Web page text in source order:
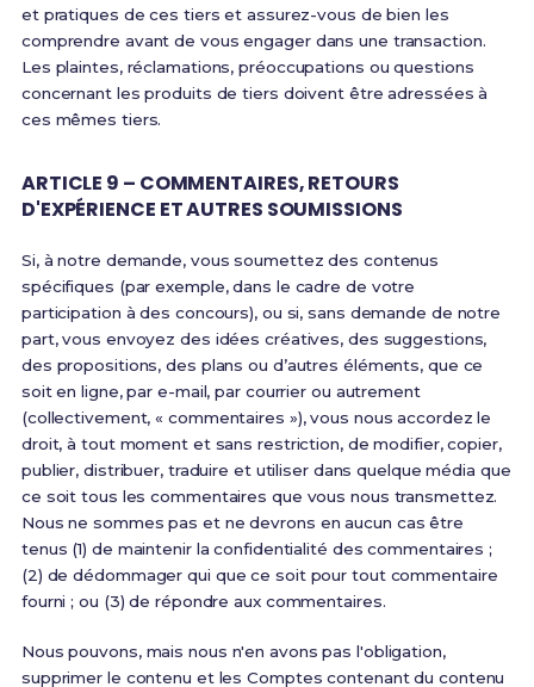
et pratiques de ces tiers et assurez-vous de bien les
comprendre avant de vous engager dans une transaction.
Les plaintes, réclamations, préoccupations ou questions
concernant les produits de tiers doivent être adressées à
ces mêmes tiers.
ARTICLE 9 – COMMENTAIRES, RETOURS
D'EXPÉRIENCE ET AUTRES SOUMISSIONS
Si, à notre demande, vous soumettez des contenus
spécifiques (par exemple, dans le cadre de votre
participation à des concours), ou si, sans demande de notre
part, vous envoyez des idées créatives, des suggestions,
des propositions, des plans ou d’autres éléments, que ce
soit en ligne, par e-mail, par courrier ou autrement
(collectivement, « commentaires »), vous nous accordez le
droit, à tout moment et sans restriction, de modifier, copier,
publier, distribuer, traduire et utiliser dans quelque média que
ce soit tous les commentaires que vous nous transmettez.
Nous ne sommes pas et ne devrons en aucun cas être
tenus (1) de maintenir la confidentialité des commentaires ;
(2) de dédommager qui que ce soit pour tout commentaire
fourni ; ou (3) de répondre aux commentaires.
Nous pouvons, mais nous n'en avons pas l'obligation,
supprimer le contenu et les Comptes contenant du contenu